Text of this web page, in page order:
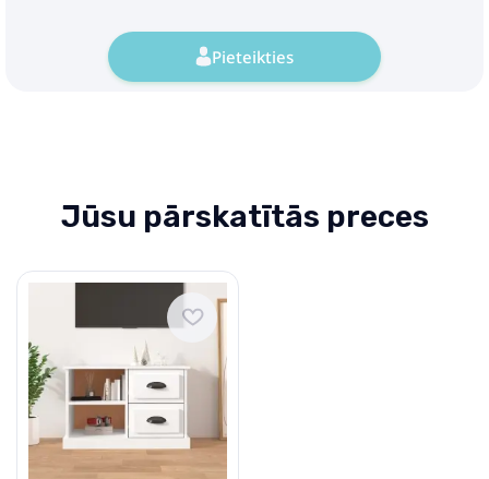
Pieteikties
Jūsu pārskatītās preces